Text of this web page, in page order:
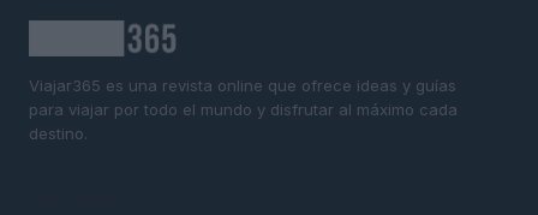
Viajar365 es una revista online que ofrece ideas y guías
para viajar por todo el mundo y disfrutar al máximo cada
destino.